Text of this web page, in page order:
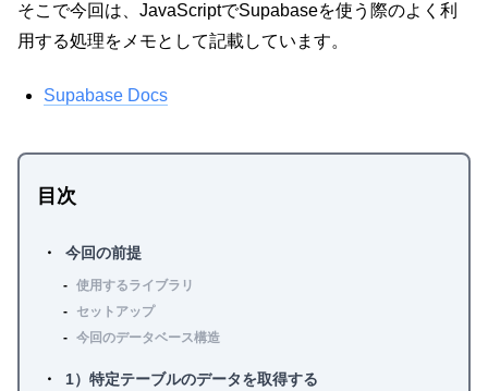
そこで今回は、JavaScriptでSupabaseを使う際のよく利
用する処理をメモとして記載しています。
Supabase Docs
目次
今回の前提
使用するライブラリ
セットアップ
今回のデータベース構造
1）特定テーブルのデータを取得する